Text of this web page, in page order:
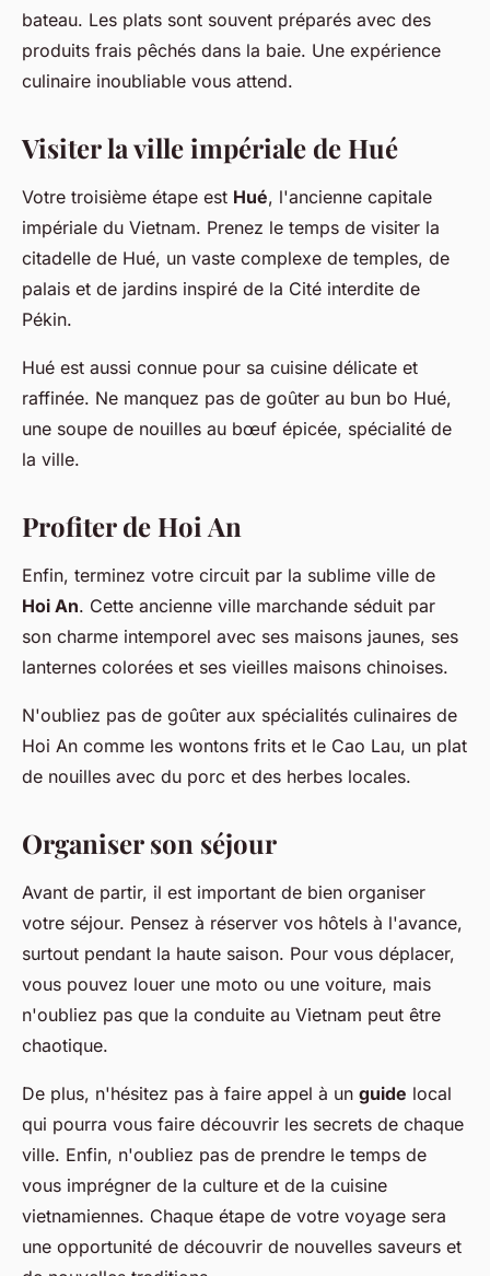
bateau. Les plats sont souvent préparés avec des
produits frais pêchés dans la baie. Une expérience
culinaire inoubliable vous attend.
Visiter la ville impériale de Hué
Votre troisième étape est Hué, l'ancienne capitale
impériale du Vietnam. Prenez le temps de visiter la
citadelle de Hué, un vaste complexe de temples, de
palais et de jardins inspiré de la Cité interdite de
Pékin.
Hué est aussi connue pour sa cuisine délicate et
raffinée. Ne manquez pas de goûter au bun bo Hué,
une soupe de nouilles au bœuf épicée, spécialité de
la ville.
Profiter de Hoi An
Enfin, terminez votre circuit par la sublime ville de
Hoi An. Cette ancienne ville marchande séduit par
son charme intemporel avec ses maisons jaunes, ses
lanternes colorées et ses vieilles maisons chinoises.
N'oubliez pas de goûter aux spécialités culinaires de
Hoi An comme les wontons frits et le Cao Lau, un plat
de nouilles avec du porc et des herbes locales.
Organiser son séjour
Avant de partir, il est important de bien organiser
votre séjour. Pensez à réserver vos hôtels à l'avance,
surtout pendant la haute saison. Pour vous déplacer,
vous pouvez louer une moto ou une voiture, mais
n'oubliez pas que la conduite au Vietnam peut être
chaotique.
De plus, n'hésitez pas à faire appel à un guide local
qui pourra vous faire découvrir les secrets de chaque
ville. Enfin, n'oubliez pas de prendre le temps de
vous imprégner de la culture et de la cuisine
vietnamiennes. Chaque étape de votre voyage sera
une opportunité de découvrir de nouvelles saveurs et